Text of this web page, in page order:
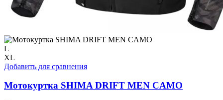
L
XL
Добавить для сравнения
Мотокуртка SHIMA DRIFT MEN CAMO